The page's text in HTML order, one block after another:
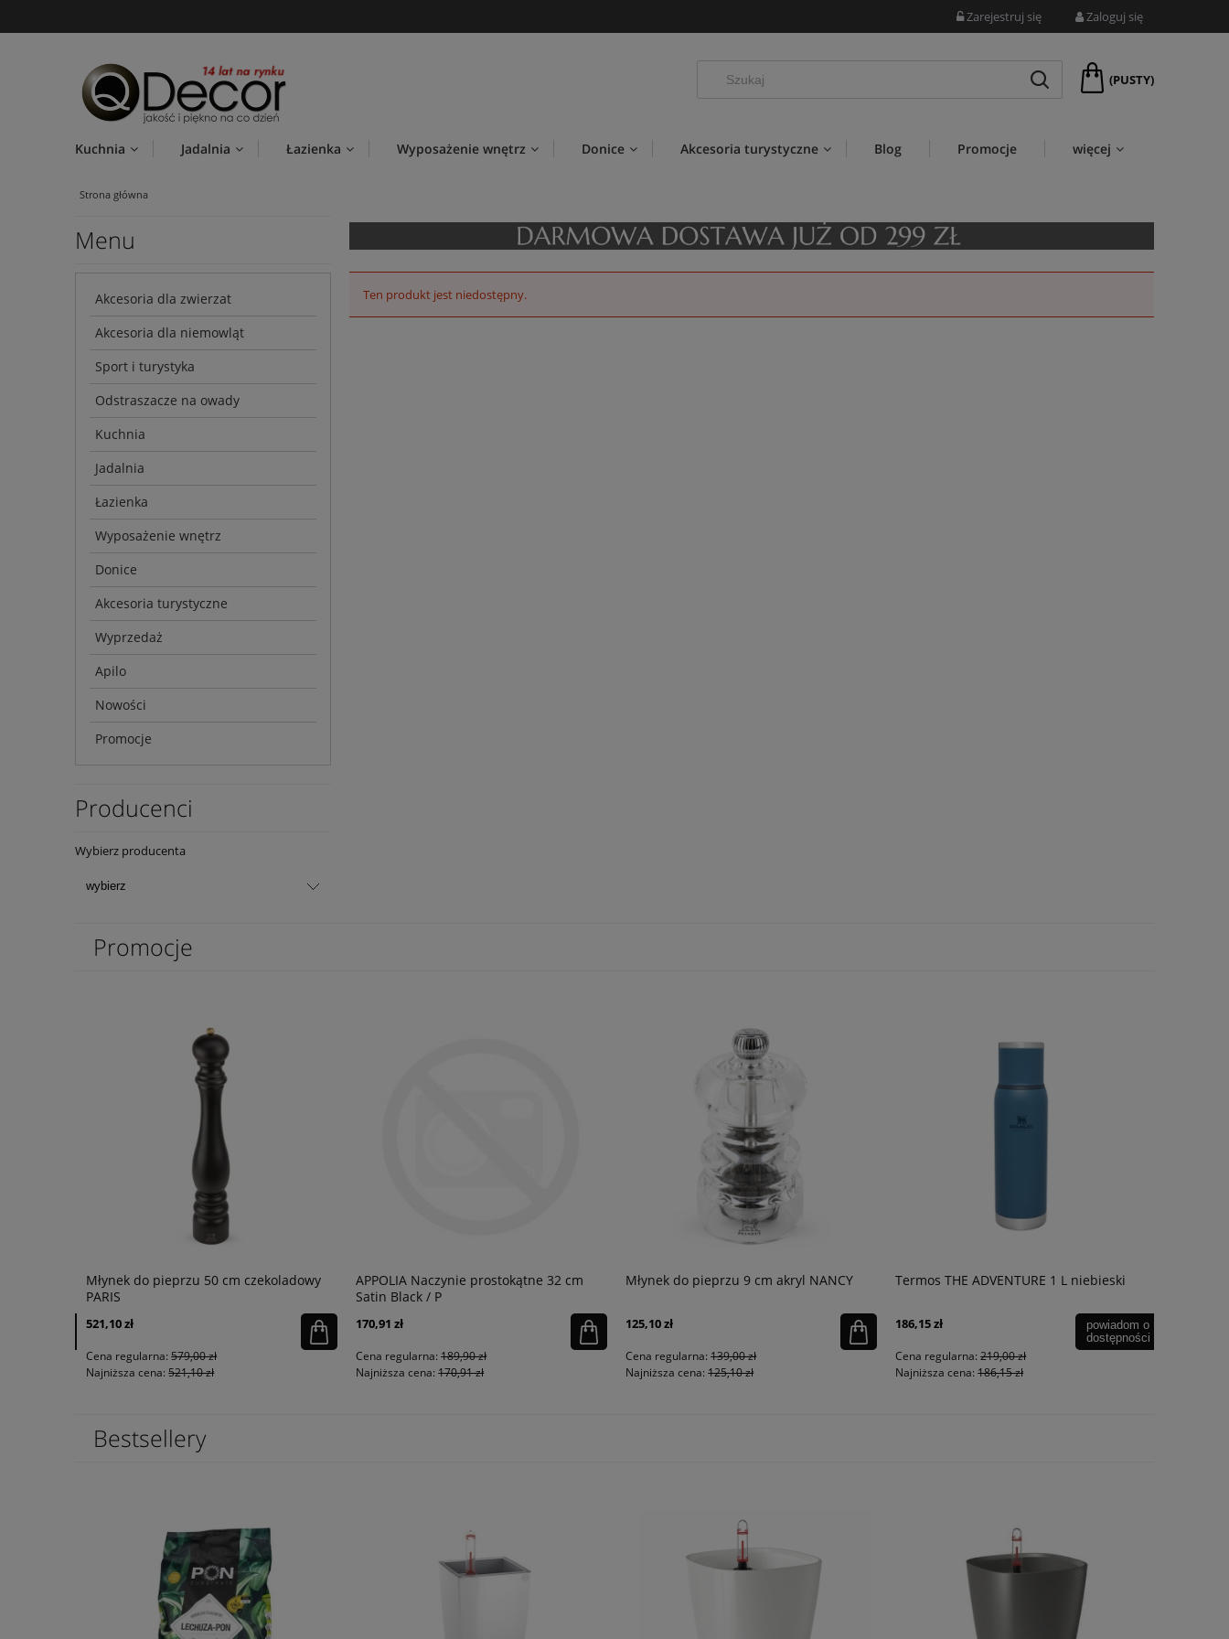
Zarejestruj się Zaloguj się
(PUSTY)
Kuchnia Jadalnia Łazienka Wyposażenie wnętrz Donice Akcesoria turystyczne Blog Promocje więcej
Strona główna
Menu
Akcesoria dla zwierzat
Akcesoria dla niemowląt
Sport i turystyka
Odstraszacze na owady
Kuchnia
Jadalnia
Łazienka
Wyposażenie wnętrz
Donice
Akcesoria turystyczne
Wyprzedaż
Apilo
Nowości
Promocje
Producenci
Wybierz producenta
Ten produkt jest niedostępny.
Promocje
Młynek do pieprzu 50 cm czekoladowy
PARIS
521,10 zł
Cena regularna: 579,00 zł
Najniższa cena: 521,10 zł
APPOLIA Naczynie prostokątne 32 cm
Satin Black / P
170,91 zł
Cena regularna: 189,90 zł
Najniższa cena: 170,91 zł
Młynek do pieprzu 9 cm akryl NANCY
125,10 zł
Cena regularna: 139,00 zł
Najniższa cena: 125,10 zł
Termos THE ADVENTURE 1 L niebieski
186,15 zł
Cena regularna: 219,00 zł
Najniższa cena: 186,15 zł
powiadom o
dostępności
Bestsellery